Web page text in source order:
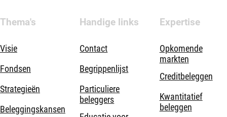
Thema's
Visie
Fondsen
Strategieën
Beleggingskansen
Handige links
Contact
Begrippenlijst
Particuliere
beleggers
Expertise
Opkomende
markten
Creditbeleggen
Kwantitatief
beleggen